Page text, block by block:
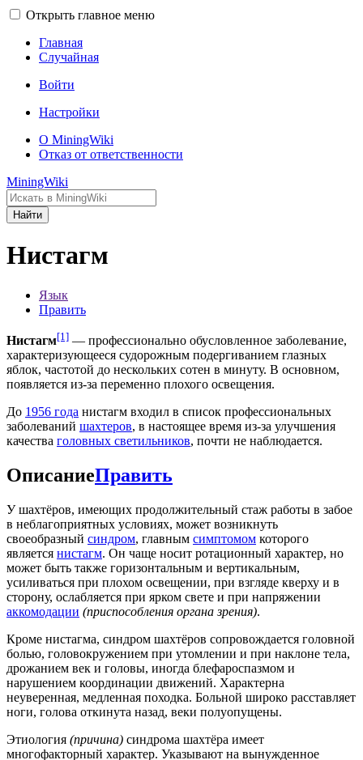
Открыть главное меню
Главная
Случайная
Войти
Настройки
О MiningWiki
Отказ от ответственности
MiningWiki
Найти
Нистагм
Язык
Править
Нистагм[1] — профессионально обусловленное заболевание,
характеризующееся судорожным подергиванием глазных
яблок, частотой до нескольких сотен в минуту. В основном,
появляется из-за переменно плохого освещения.
До 1956 года нистагм входил в список профессиональных
заболеваний шахтеров, в настоящее время из-за улучшения
качества головных светильников, почти не наблюдается.
ОписаниеПравить
У шахтёров, имеющих продолжительный стаж работы в забое
в неблагоприятных условиях, может возникнуть
своеобразный синдром, главным симптомом которого
является нистагм. Он чаще носит ротационный характер, но
может быть также горизонтальным и вертикальным,
усиливаться при плохом освещении, при взгляде кверху и в
сторону, ослабляется при ярком свете и при напряжении
аккомодации (приспособления органа зрения).
Кроме нистагма, синдром шахтёров сопровождается головной
болью, головокружением при утомлении и при наклоне тела,
дрожанием век и головы, иногда блефароспазмом и
нарушением координации движений. Характерна
неуверенная, медленная походка. Больной широко расставляет
ноги, голова откинута назад, веки полуопущены.
Этиология (причина) синдрома шахтёра имеет
многофакторный характер. Указывают на вынужденное